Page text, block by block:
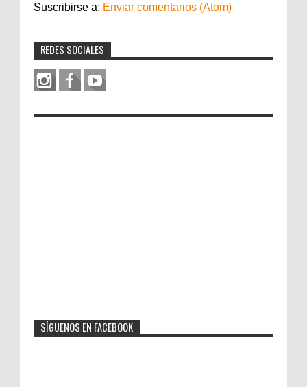
Suscribirse a: Enviar comentarios (Atom)
REDES SOCIALES
SÍGUENOS EN FACEBOOK